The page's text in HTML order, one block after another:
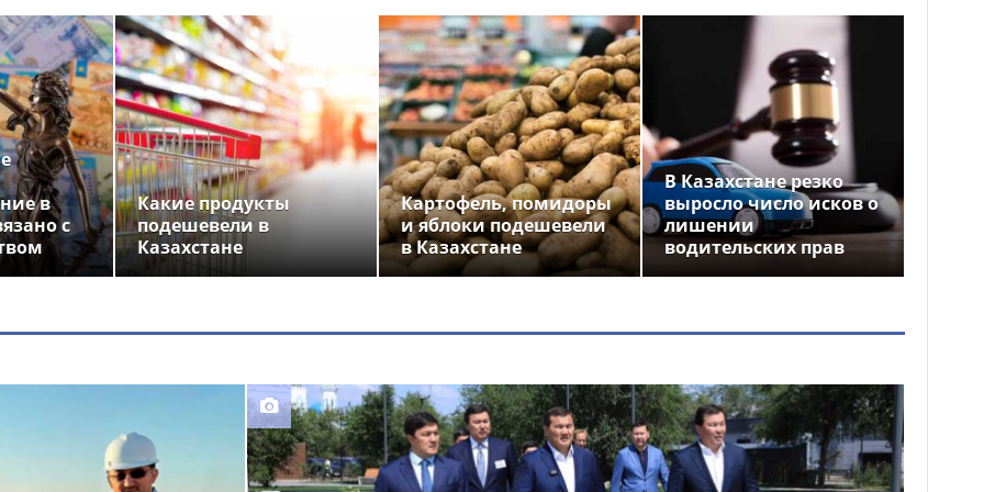
в
с
Какие продукты
подешевели в
Казахстане
Картофель, помидоры
и яблоки подешевели
в Казахстане
В Казахстане резко
выросло число исков о
лишении
водительских прав